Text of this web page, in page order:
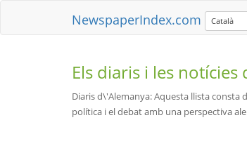
NewspaperIndex.com Català
Els diaris i les notícies
Diaris d\'Alemanya: Aquesta llista
política i el debat amb una perspectiva